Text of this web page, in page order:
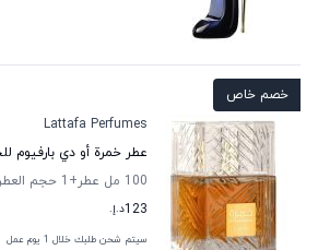
خصم خاص
Lattafa Perfumes
عطر خمرة أو دي بارفيوم
100 مل عطر
+1
حجم العطر
123د.إ.
سيتم شحن طلبك خلال 1 يوم عمل